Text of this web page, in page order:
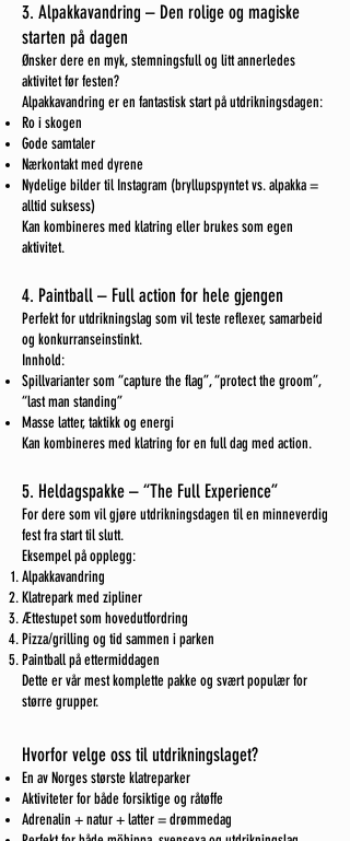
3. Alpakkavandring – Den rolige og magiske
starten på dagen
Ønsker dere en myk, stemningsfull og litt annerledes
aktivitet før festen?
Alpakkavandring er en fantastisk start på utdrikningsdagen:
Ro i skogen
Gode samtaler
Nærkontakt med dyrene
Nydelige bilder til Instagram (bryllupspyntet vs. alpakka =
alltid suksess)
Kan kombineres med klatring eller brukes som egen
aktivitet.
4. Paintball – Full action for hele gjengen
Perfekt for utdrikningslag som vil teste reflexer, samarbeid
og konkurranseinstinkt.
Innhold:
Spillvarianter som “capture the flag”, “protect the groom”,
“last man standing”
Masse latter, taktikk og energi
Kan kombineres med klatring for en full dag med action.
5. Heldagspakke – “The Full Experience”
For dere som vil gjøre utdrikningsdagen til en minneverdig
fest fra start til slutt.
Eksempel på opplegg:
Alpakkavandring
Klatrepark med zipliner
Ættestupet som hovedutfordring
Pizza/grilling og tid sammen i parken
Paintball på ettermiddagen
Dette er vår mest komplette pakke og svært populær for
større grupper.
Hvorfor velge oss til utdrikningslaget?
En av Norges største klatreparker
Aktiviteter for både forsiktige og råtøffe
Adrenalin + natur + latter = drømmedag